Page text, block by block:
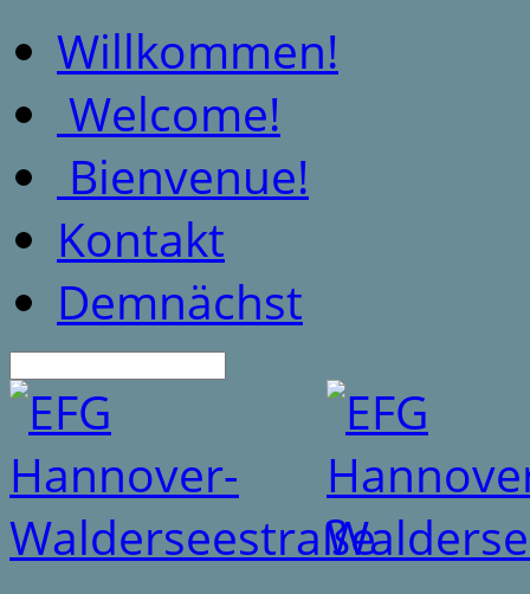
Willkommen!
Welcome!
Bienvenue!
Kontakt
Demnächst